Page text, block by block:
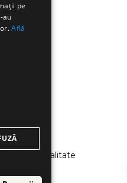
confidentialitate
pe
au
Află